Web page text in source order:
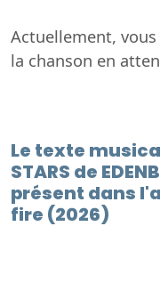
Actuellement,
la chanson en
Le texte musical
STARS de
présent dans
fire (2026)